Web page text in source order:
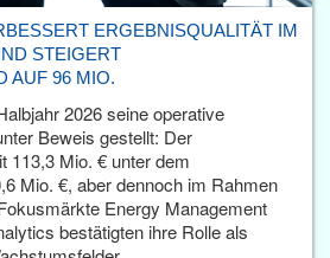
ERGEBNISQUALITÄT IM
STEIGERT
AUF 96 MIO.
2026 seine operative
Beweis gestellt: Der
113,3 Mio. € unter dem
Mio. €, aber dennoch im Rahmen
Energy Management
bestätigten ihre Rolle als